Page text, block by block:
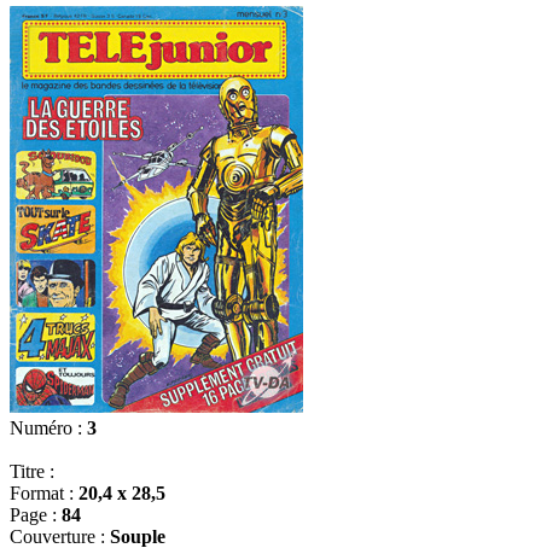
Numéro : 3
Titre :
Format : 20,4 x 28,5
Page : 84
Couverture : Souple